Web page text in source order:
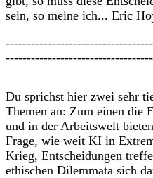
sein, so meine ich... Eric
Du sprichst hier zwei sehr
Themen an: Zum einen die
und in der Arbeitswelt
Frage, wie weit KI in
Krieg, Entscheidungen
ethischen Dilemmata sich